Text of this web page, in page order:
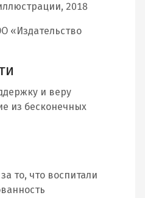
2018
«Издательство
и веру
из бесконечных
то, что воспитали